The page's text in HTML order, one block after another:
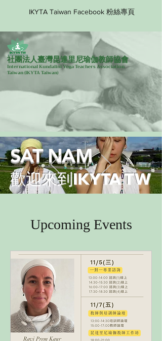
IKYTA Taiwan Facebook 粉絲專頁
社團法人臺灣昆達里尼瑜伽教師協會
International Kundalini Yoga Teachers Association
Taiwan(IKYTA Taiwan)
SAT NAM
歡迎來到IKYTA TW
Upcoming Events